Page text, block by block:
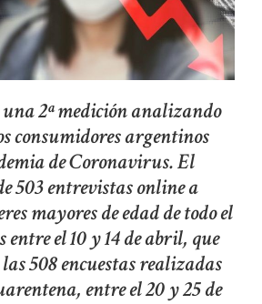
2ª medición analizando
consumidores argentinos
de Coronavirus. El
503 entrevistas online a
mayores de edad de todo el
el 10 y 14 de abril, que
508 encuestas realizadas
entre el 20 y 25 de